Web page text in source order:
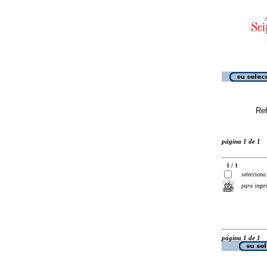
página 1 de 1
1 / 1
selecciona
para
página 1 de 1